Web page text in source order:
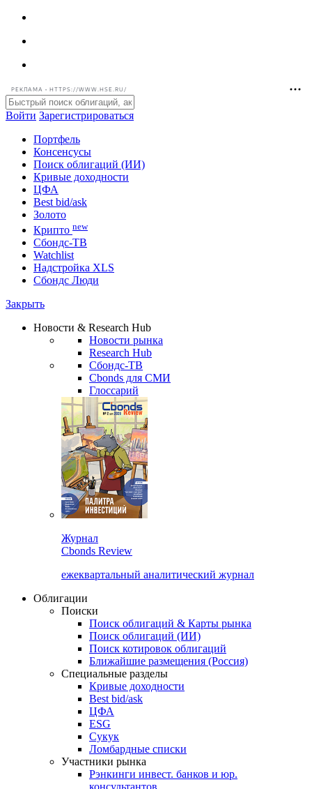
РЕКЛАМА • HTTPS://WWW.HSE.RU/
Войти Зарегистрироваться
Портфель
Консенсусы
Поиск облигаций (ИИ)
Кривые доходности
ЦФА
Best bid/ask
Золото
Крипто new
Watchlist
Сбондс Люди
Новости & Research Hub
Новости рынка
Research Hub
Сбондс-ТВ
Cbonds для СМИ
Глоссарий
Cbonds Review
ежеквартальный аналитический журнал
Облигации
Поиски
Поиск облигаций & Карты рынка
Поиск облигаций (ИИ)
Поиск котировок облигаций
Ближайшие размещения (Россия)
Специальные разделы
Кривые доходности
Best bid/ask
ЦФА
ESG
Сукук